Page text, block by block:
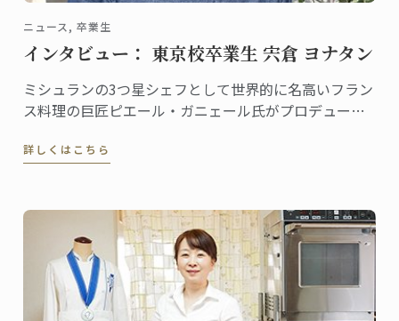
ニュース, 卒業生
インタビュー： 東京校卒業生 宍倉 ヨナタン
ミシュランの3つ星シェフとして世界的に名高いフラン
ス料理の巨匠ピエール・ガニェール氏がプロデュース
ターコンチネンタルホテル東京にある同レストランに
詳しくはこちら